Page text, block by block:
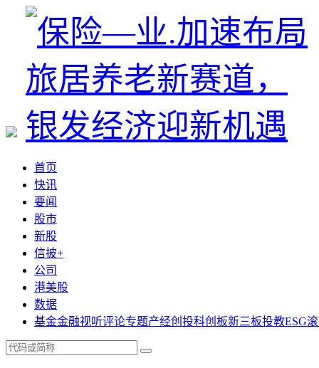
首页
快讯
要闻
股市
新股
信披+
公司
港美股
数据
基金金融视听评论专题产经创投科创板新三板投教ESG